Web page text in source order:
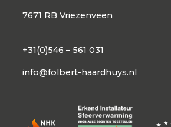
7671 RB Vriezenveen
+31(0)546 – 561 031
info@folbert-haardhuys.nl